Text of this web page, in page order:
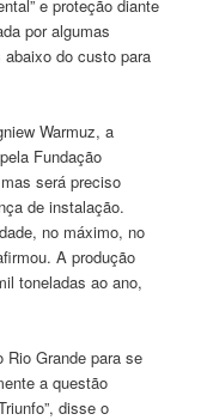
e proteção diante
por algumas
do custo para
Warmuz, a
Fundação
será preciso
de instalação.
no máximo, no
A produção
toneladas ao ano,
Rio Grande para se
a questão
disse o